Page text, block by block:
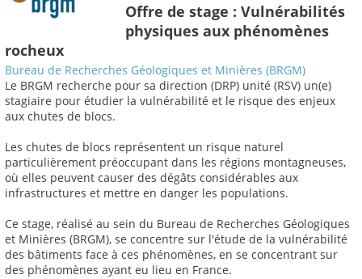
Offre de stage : Vulnérabilités
physiques aux phénomènes
rocheux
Bureau de Recherches Géologiques et Minières (BRGM)
Le BRGM recherche pour sa direction (DRP) unité (RSV) un(e)
stagiaire pour étudier la vulnérabilité et le risque des enjeux
aux chutes de blocs.
Les chutes de blocs représentent un risque naturel
particulièrement préoccupant dans les régions montagneuses,
où elles peuvent causer des dégâts considérables aux
infrastructures et mettre en danger les populations.
Ce stage, réalisé au sein du Bureau de Recherches Géologiques
et Minières (BRGM), se concentre sur l'étude de la vulnérabilité
des bâtiments face à ces phénomènes, en se concentrant sur
des phénomènes ayant eu lieu en France.